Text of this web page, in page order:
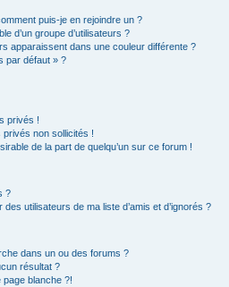
puis-je en rejoindre un ?
d’un groupe d’utilisateurs ?
apparaissent dans une couleur différente ?
par défaut » ?
privés !
non sollicités !
de la part de quelqu’un sur ce forum !
?
utilisateurs de ma liste d’amis et d’ignorés ?
dans un ou des forums ?
résultat ?
blanche ?!